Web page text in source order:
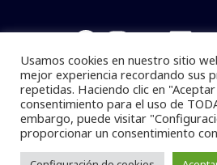
Facebook
Pymempresario © 2025 Todos
Se prohibe el uso de la
dar referencia a la
Usamos cookies en nuestro sitio
mejor experiencia recordando sus
repetidas. Haciendo clic en
consentimiento para el uso de
embargo, puede visitar
proporcionar un consentimiento